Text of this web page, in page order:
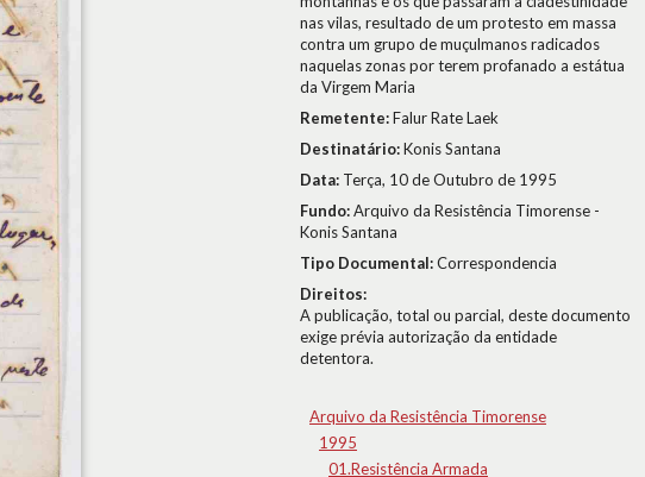
nas vilas, resultado de um protesto em massa
contra um grupo de muçulmanos radicados
naquelas zonas por terem profanado a estátua
da Virgem Maria
Remetente:Falur Rate Laek
Destinatário:Konis Santana
Data: Terça, 10 de Outubro de 1995
Fundo:Arquivo da Resistência Timorense -
Konis Santana
Tipo Documental:Correspondencia
Direitos:
A publicação, total ou parcial, deste documento
exige prévia autorização da entidade
detentora.
Arquivo da Resistência Timorense
1995
01.Resistência Armada